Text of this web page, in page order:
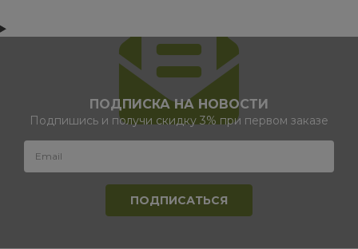
ПОДПИСКА НА НОВОСТИ
Подпишись и получи скидку 3% при первом заказе